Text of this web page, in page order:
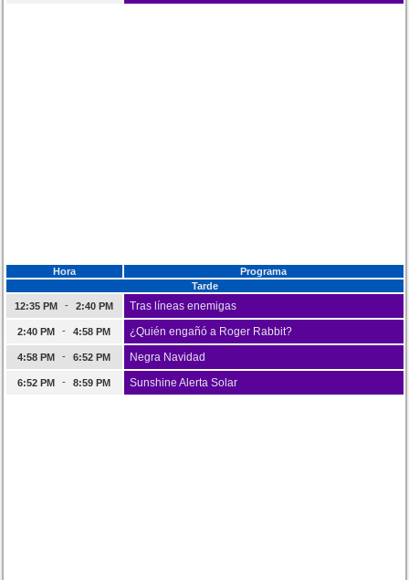
Hora
Programa
Tarde
12:35 PM
- 2:40 PM Tras líneas enemigas
2:40 PM - 4:58 PM ¿Quién engañó a Roger Rabbit?
4:58 PM - 6:52 PM Negra Navidad
6:52 PM - 8:59 PM Sunshine Alerta Solar